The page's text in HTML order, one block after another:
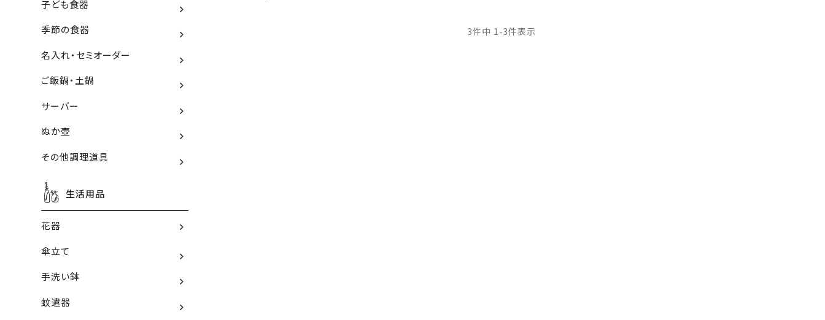
子ども食器
季節の食器
名入れ・セミオーダー
ご飯鍋・土鍋
サーバー
ぬか壺
その他調理道具
生活用品
花器
傘立て
手洗い鉢
蚊遣器
3件中 1 -3件表示